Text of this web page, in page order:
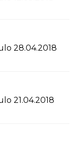
28.04.2018
21.04.2018